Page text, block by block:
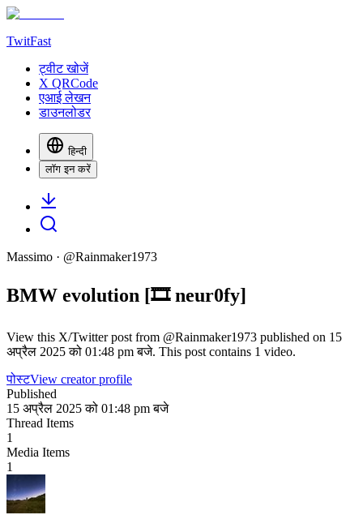
TwitFast
ट्वीट खोजें
X QRCode
एआई लेखन
डाउनलोडर
हिन्दी
लॉग इन करें
Massimo · @Rainmaker1973
BMW evolution [🎞️ neur0fy]
View this X/Twitter post from @Rainmaker1973 published on 15
अप्रैल 2025 को 01:48 pm बजे. This post contains 1 video.
पोस्टView creator profile
Published
15 अप्रैल 2025 को 01:48 pm बजे
Thread Items
1
Media Items
1